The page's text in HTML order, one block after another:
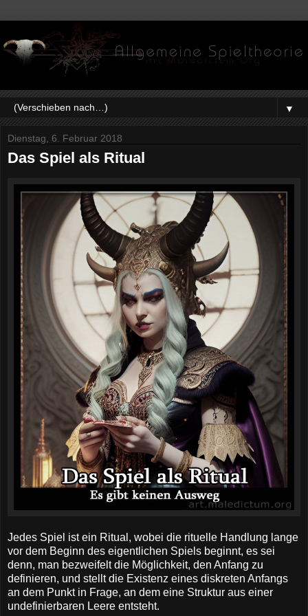
▼
Dienstag, 6. Februar 2018
Das Spiel als Ritual
Jedes Spiel ist ein Ritual, wobei die rituelle Handlung lange
vor dem Beginn des eigentlichen Spiels beginnt, es sei
denn, man bezweifelt die Möglichkeit, den Anfang zu
definieren, und stellt die Existenz eines diskreten Anfangs
an dem Punkt in Frage, an dem eine Struktur aus einer
undefinierbaren Leere entsteht.